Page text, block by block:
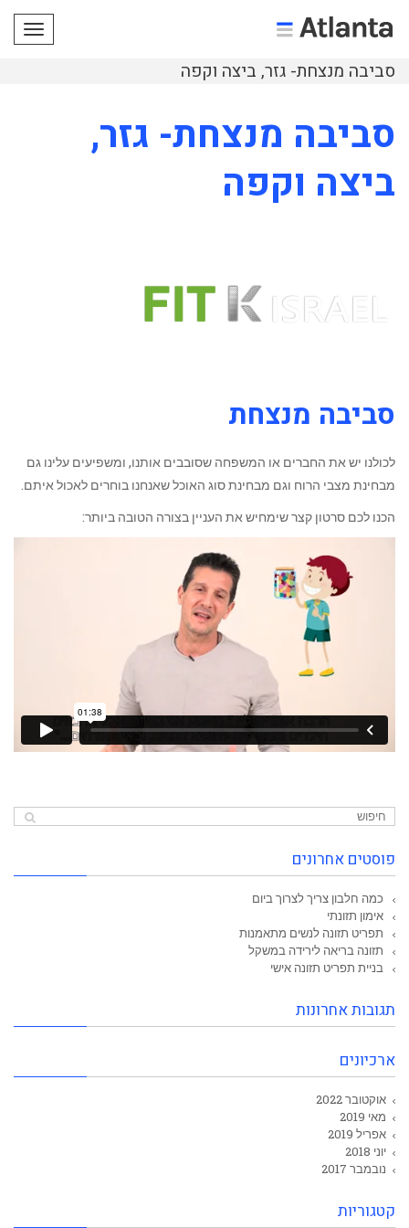
סביבה מנצחת- גזר, ביצה וקפה
סביבה מנצחת- גזר,
ביצה וקפה
סביבה מנצחת
לכולנו יש את החברים או המשפחה שסובבים אותנו, ומשפיעים עלינו גם
מבחינת מצבי הרוח וגם מבחינת סוג האוכל שאנחנו בוחרים לאכול איתם.
הכנו לכם סרטון קצר שימחיש את העניין בצורה הטובה ביותר:
פוסטים אחרונים
כמה חלבון צריך לצרוך ביום
אימון תזונתי
תפריט תזונה לנשים מתאמנות
תזונה בריאה לירידה במשקל
בניית תפריט תזונה אישי
תגובות אחרונות
ארכיונים
אוקטובר 2022
מאי 2019
אפריל 2019
יוני 2018
נובמבר 2017
קטגוריות